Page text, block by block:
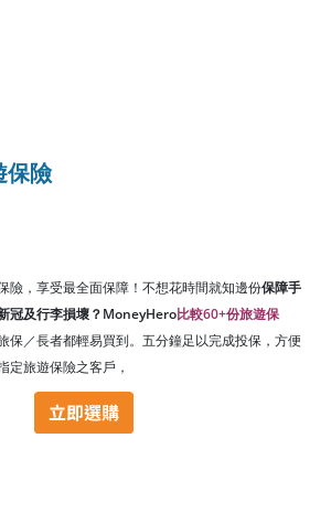
保險
險，享受最全面保障！不想花時間就知邊份保障手
冠及行李損壞？MoneyHero比較60+份旅遊保
保／長者都輕易買到。五分鐘足以完成投保，方便
定旅遊保險之客戶，